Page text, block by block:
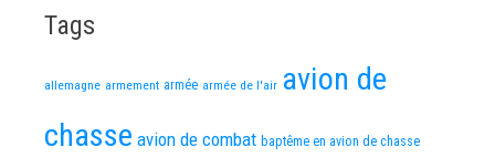
Tags
allemagne armement armée armée de l'air avion de
chasse avion de combat baptême en avion de chasse